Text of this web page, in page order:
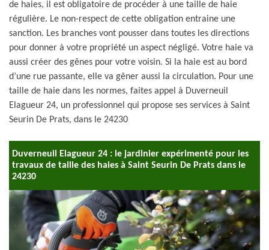
de haies, il est obligatoire de procéder à une taille de haie
régulière. Le non-respect de cette obligation entraine une
sanction. Les branches vont pousser dans toutes les directions
pour donner à votre propriété un aspect négligé. Votre haie va
aussi créer des gênes pour votre voisin. Si la haie est au bord
d’une rue passante, elle va gêner aussi la circulation. Pour une
taille de haie dans les normes, faites appel à Duverneuil
Elagueur 24, un professionnel qui propose ses services à Saint
Seurin De Prats, dans le 24230
Duverneuil Elagueur 24 : le jardinier expérimenté pour les
travaux de taille des haies à Saint Seurin De Prats dans le
24230